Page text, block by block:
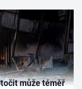
může téměř